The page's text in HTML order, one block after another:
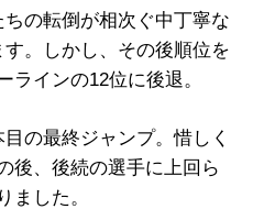
の転倒が相次ぐ中丁寧な
。しかし、その後順位を
ラインの12位に後退。
の最終ジャンプ。惜しく
後、後続の選手に上回ら
ました。